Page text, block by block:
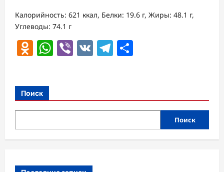
Калорийность: 621 ккал, Белки: 19.6 г, Жиры: 48.1 г,
Углеводы: 74.1 г
Odnoklassniki
WhatsApp
Viber
VK Telegram
Поиск
Поиск